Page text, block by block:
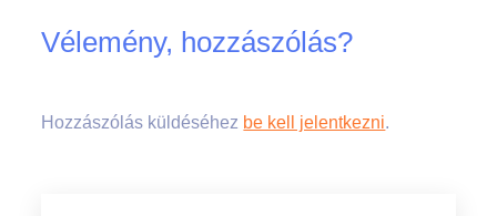
Vélemény, hozzászólás?
Hozzászólás küldéséhez be kell jelentkezni.